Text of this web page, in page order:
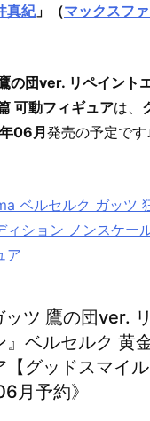
真紀」（マックスフ
の団ver. リペイント
可動フィギュアは、
06月 発売の予定です
ベルセルク ガッツ
ィション ノンスケー
ア
ツ 鷹の団ver.
』ベルセルク 黄
【グッドスマイル
月予約》